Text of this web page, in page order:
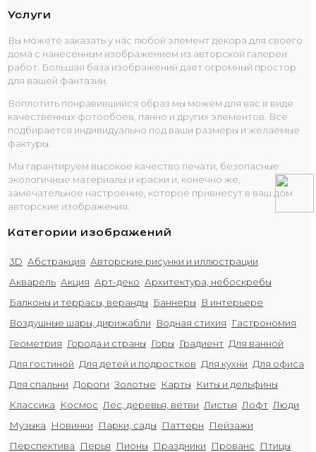
Услуги
Вы можете заказать у нас любой элемент декора для своего
дома с нанесенным изображением из авторской галереи
работ. Большая база изображений дает огромный простор
для вашей фантазии.
Воплотить понравившийся образ мы можем для вас в виде
качественных фотообоев, панно и других элементов. Все
подбирается индивидуально под ваши размеры и желаемые
фактуры.
Мы гарантируем высокое качество печати, безопасные
экологичные материалы и краски и, конечно же,
замечательное настроение, которое привнесут в ваш дом
авторские изображения.
Категории изображений
3D Абстракция Авторские рисунки и иллюстрации
Акварель Акция Арт-деко Архитектура, небоскребы
Балконы и террасы, веранды
Баннеры
В интерьере
Воздушные шары, дирижабли
Водная стихия
Гастрономия
Геометрия
Города и страны Горы Градиент Для ванной
Для гостиной Для детей и подростков Для кухни Для офиса
Для спальни Дороги Золотые Карты
Киты и дельфины
Классика
Космос Лес, деревья, ветви Листья Лофт Люди
Музыка
Новинки Парки, сады Паттерн
Пейзажи
Перспектива
Перья Пионы Праздники Прованс
Птицы